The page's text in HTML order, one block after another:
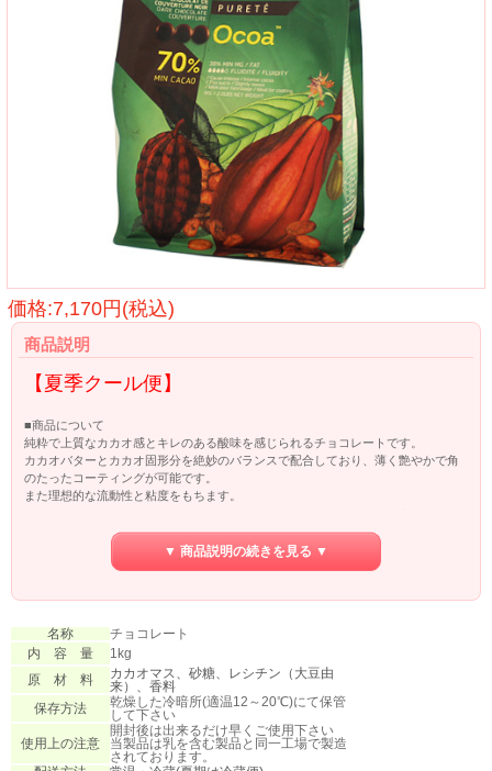
価格:7,170円(税込)
商品説明
【夏季クール便】
■商品について
純粋で上質なカカオ感とキレのある酸味を感じられるチョコレートです。
カカオバターとカカオ固形分を絶妙のバランスで配合しており、薄く艶やかで角
のたったコーティングが可能です。
また理想的な流動性と粘度をもちます。
▼ 商品説明の続きを見る ▼
名称
チョコレート
内 容 量
1kg
原 材 料
カカオマス、砂糖、レシチン（大豆由
来）、香料
保存方法
乾燥した冷暗所(適温12～20℃)にて保管
して下さい
使用上の注意
開封後は出来るだけ早くご使用下さい
当製品は乳を含む製品と同一工場で製造
されております。